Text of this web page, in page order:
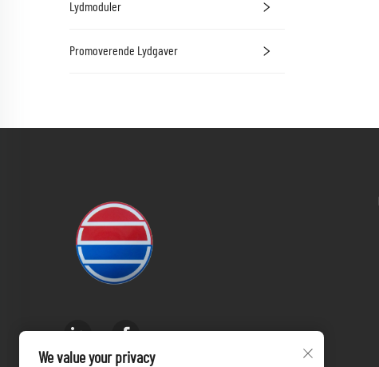
Lydmoduler
Promoverende Lydgaver
We value your privacy